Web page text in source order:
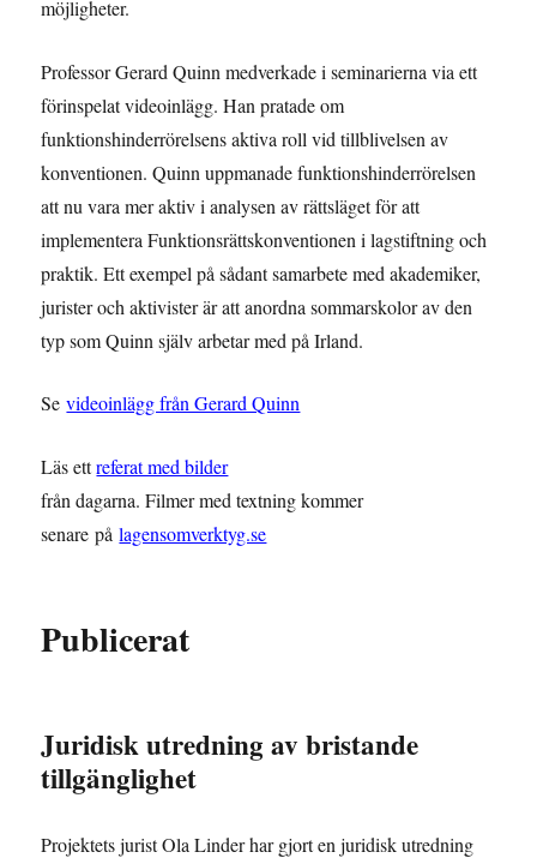
möjligheter.
Professor Gerard Quinn medverkade i seminarierna via ett
förinspelat videoinlägg. Han pratade om
funktionshinderrörelsens aktiva roll vid tillblivelsen av
konventionen. Quinn uppmanade funktionshinderrörelsen
att nu vara mer aktiv i analysen av rättsläget för att
implementera Funktionsrättskonventionen i lagstiftning och
praktik. Ett exempel på sådant samarbete med akademiker,
jurister och aktivister är att anordna sommarskolor av den
typ som Quinn själv arbetar med på Irland.
Sevideoinlägg från Gerard Quinn
Läs ettreferat med bilder
från dagarna. Filmer med textning kommer
senare pålagensomverktyg.se
Publicerat
Juridisk utredning av bristande
tillgänglighet
Projektets jurist Ola Linder har gjort en juridisk utredning